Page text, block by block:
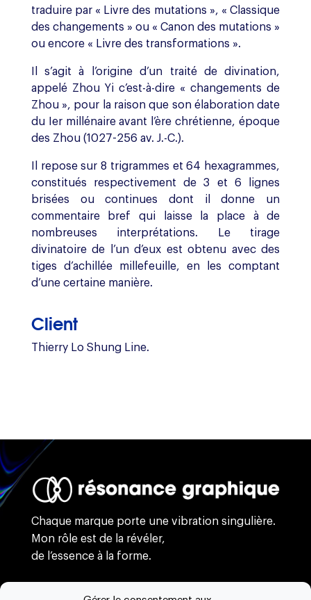
traduire par « Livre des mutations », « Classique
des changements » ou « Canon des mutations »
ou encore « Livre des transformations ».
Il s’agit à l’origine d’un traité de divination,
appelé Zhou Yi c’est-à-dire « changements de
Zhou », pour la raison que son élaboration date
du Ier millénaire avant l’ère chrétienne, époque
des Zhou (1027-256 av. J.-C.).
Il repose sur 8 trigrammes et 64 hexagrammes,
constitués respectivement de 3 et 6 lignes
brisées ou continues dont il donne un
commentaire bref qui laisse la place à de
nombreuses interprétations. Le tirage
divinatoire de l’un d’eux est obtenu avec des
tiges d’achillée millefeuille, en les comptant
d’une certaine manière.
Client
Thierry Lo Shung Line.
Chaque marque porte une vibration singulière.
Mon rôle est de la révéler,
de l’essence à la forme.